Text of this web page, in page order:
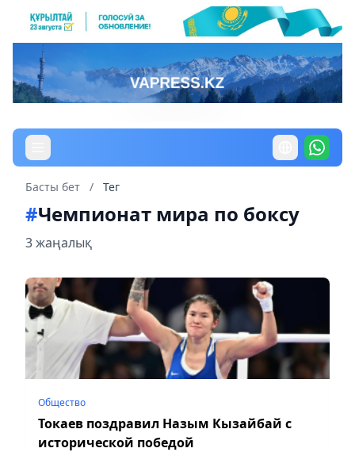
Басты бет / Тег
#Чемпионат мира по боксу
3 жаңалық
Общество
Токаев поздравил Назым Кызайбай с
исторической победой